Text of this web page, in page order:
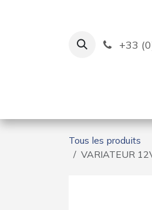
+33
Tous les produits
VARIATEUR